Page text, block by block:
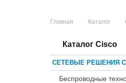
Главная Каталог
Каталог Cisco
СЕТЕВЫЕ РЕШЕНИЯ
Беспроводные